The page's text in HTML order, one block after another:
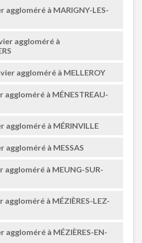
aggloméré à MARIGNY-LES-
aggloméré à
aggloméré à MELLEROY
aggloméré à MÉNESTREAU-
aggloméré à MÉRINVILLE
aggloméré à MESSAS
aggloméré à MEUNG-SUR-
aggloméré à MÉZIÈRES-LEZ-
aggloméré à MÉZIÈRES-EN-